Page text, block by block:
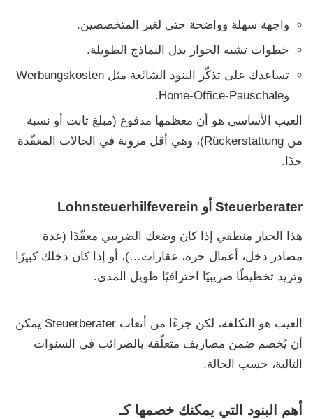
واجهة سهلة وواضحة حتى لغير المتخصصين.
خطوات تشبه الحوار بدل النماذج الطويلة.
تساعدك على تذكّر البنود الشائعة مثل Werbungskosten
وHome-Office-Pauschale
.
العيب الأساسي هو أن معظمها مدفوع (مبلغ ثابت أو نسبة
من Rückerstattung)، وهي أقل مرونة في الحالات المعقّدة
جدًا.
Steuerberater أو Lohnsteuerhilfeverein
هذا الخيار منطقي إذا كان وضعك الضريبي معقّدًا (عدة
مصادر دخل، أعمال حرة، عقارات…)، أو إذا كان دخلك كبيرًا
وتريد تخطيطًا ضريبيًا احترافيًا طويل المدى.
العيب هو التكلفة، لكن جزءًا من أتعاب Steuerberater يمكن
أن يُخصم ضمن مصاريف متعلّقة بالضرائب في السنوات
التالية، حسب الحالة.
أهم البنود التي يمكنك خصمها كـ